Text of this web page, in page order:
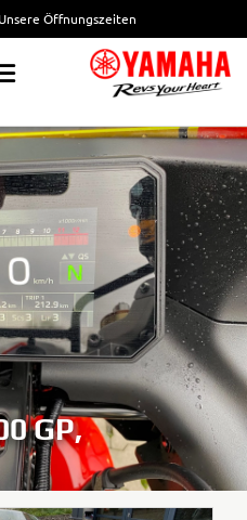
Unsere Öffnungszeiten
GP,